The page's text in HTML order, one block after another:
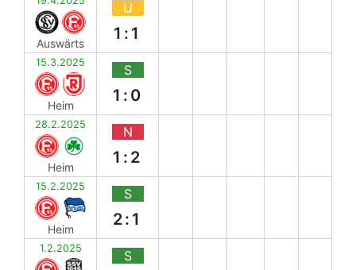
Auswärts
U
1:1
15.3.2025
Heim
S
1:0
28.2.2025
Heim
N
1:2
15.2.2025
Heim
S
2:1
1.2.2025 S